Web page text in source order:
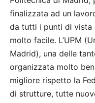
finalizzata ad un
da tutti i punti di vista
molto facile. L’UPM
Madrid), una delle
organizzata molto
migliore rispetto la
di strutture, tutte